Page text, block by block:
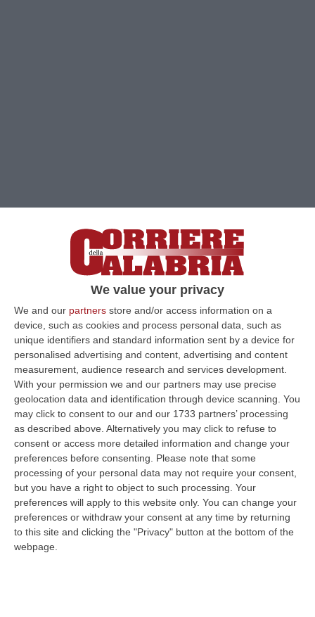
We value your privacy
We and our partners store and/or access information on a
device, such as cookies and process personal data, such as
unique identifiers and standard information sent by a device for
personalised advertising and content, advertising and content
measurement, audience research and services development.
With your permission we and our partners may use precise
geolocation data and identification through device scanning. You
may click to consent to our and our 1733 partners’ processing
as described above. Alternatively you may click to refuse to
consent or access more detailed information and change your
preferences before consenting. Please note that some
processing of your personal data may not require your consent,
but you have a right to object to such processing. Your
preferences will apply to this website only. You can change your
preferences or withdraw your consent at any time by returning
to this site and clicking the "Privacy" button at the bottom of the
webpage.
Clicca e segui “Corriere della Calabria” su Google News
ROMADa un lato il governatore della
Calabria, Jole Santelli che emana una nuova
ordinanza che inasprisce le misure restrittive
e gli spostamenti e chiede al premier
l’intervento dell’esercito per far rispettare le
restrizioni. Dall’altro il ministro per gli Affari
regionali e le Autonomie Francesco Boccia
che nel coordinamento politico con Regioni,
Anci e Upi, ha chiesto ai governatori di «non
fare singole ordinanze perché non incidono,
se non sono omogeneizzate, con le
indicazioni dello Stato» e di «aspettare il